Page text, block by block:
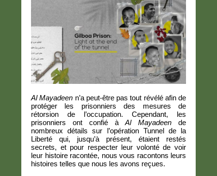
Al Mayadeen n’a peut-être pas tout révélé afin de
protéger les prisonniers des mesures de
rétorsion de l’occupation. Cependant, les
prisonniers ont confié àAl Mayadeen de
nombreux détails sur l’opération Tunnel de la
Liberté qui, jusqu’à présent, étaient restés
secrets, et pour respecter leur volonté de voir
leur histoire racontée, nous vous racontons leurs
histoires telles que nous les avons reçues.